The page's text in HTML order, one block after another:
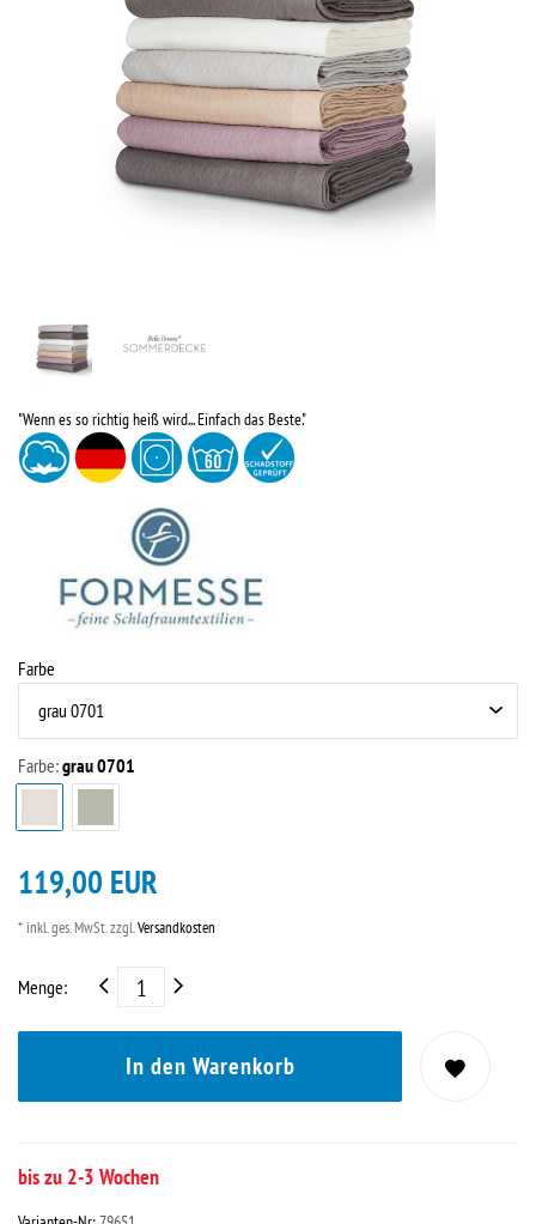
"Wenn es so richtig heiß wird... Einfach das Beste."
Farbe
Farbe:grau 0701
119,00 EUR
* inkl. ges. MwSt. zzgl.Versandkosten
Menge:
In den Warenkorb
bis zu 2-3 Wochen